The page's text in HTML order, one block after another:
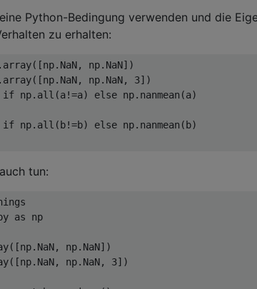
Python-Bedingung verwenden und die
zu erhalten:
np.NaN, 3
if np. all (a!=a) else np.nanmean(a)
if np. all (b!=b) else
tun:
as np
np.NaN])
np.NaN, 3])